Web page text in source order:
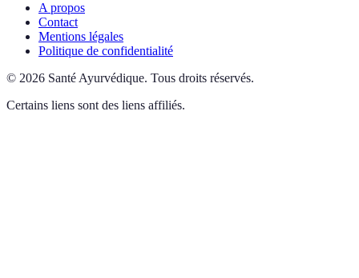
A propos
Contact
Mentions légales
Politique de confidentialité
© 2026 Santé Ayurvédique. Tous droits réservés.
Certains liens sont des liens affiliés.